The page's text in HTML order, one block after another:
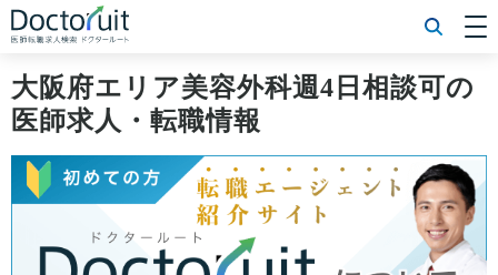
[常勤] 科目から探す
[常勤] 特徴から探す
[非常勤] エリアから探す
[非常勤] 科目から探す
Doctoruit医師転職特集
Doctoruitについて
運営者情報
プライバシーポリシー
大阪府エリア美容外科週4日相談可の
医師求人・転職情報